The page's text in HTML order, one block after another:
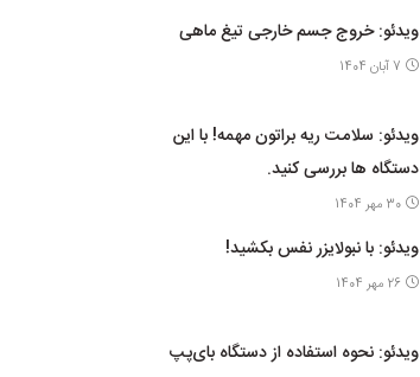
ویدئو: خروج جسم خارجی تیغ ماهی
7 آبان 1404
ویدئو: سلامت ریه براتون مهمه! با این
دستگاه ها بررسی کنید.
30 مهر 1404
ویدئو: با نبولایزر نفس بکشید!
26 مهر 1404
ویدئو: نحوه استفاده از دستگاه بای‌پپ